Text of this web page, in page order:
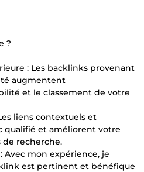
?
: Les backlinks provenant
augmentent
et le classement de votre
liens contextuels et
qualifié et améliorent votre
de recherche.
Avec mon expérience, je
est pertinent et bénéfique